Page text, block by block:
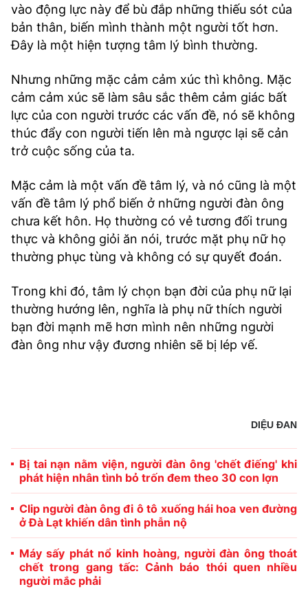
vào động lực này để bù đắp những thiếu sót của
bản thân, biến mình thành một người tốt hơn.
Đây là một hiện tượng tâm lý bình thường.
Nhưng những mặc cảm cảm xúc thì không. Mặc
cảm cảm xúc sẽ làm sâu sắc thêm cảm giác bất
lực của con người trước các vấn đề, nó sẽ không
thúc đẩy con người tiến lên mà ngược lại sẽ cản
trở cuộc sống của ta.
Mặc cảm là một vấn đề tâm lý, và nó cũng là một
vấn đề tâm lý phổ biến ở những người đàn ông
chưa kết hôn. Họ thường có vẻ tương đối trung
thực và không giỏi ăn nói, trước mặt phụ nữ họ
thường phục tùng và không có sự quyết đoán.
Trong khi đó, tâm lý chọn bạn đời của phụ nữ lại
thường hướng lên, nghĩa là phụ nữ thích người
bạn đời mạnh mẽ hơn mình nên những người
đàn ông như vậy đương nhiên sẽ bị lép vế.
DIỆU ĐAN
Bị tai nạn nằm viện, người đàn ông 'chết điếng' khi
phát hiện nhân tình bỏ trốn đem theo 30 con lợn
Clip người đàn ông đi ô tô xuống hái hoa ven đường
ở Đà Lạt khiến dân tình phẫn nộ
Máy sấy phát nổ kinh hoàng, người đàn ông thoát
chết trong gang tấc: Cảnh báo thói quen nhiều
người mắc phải